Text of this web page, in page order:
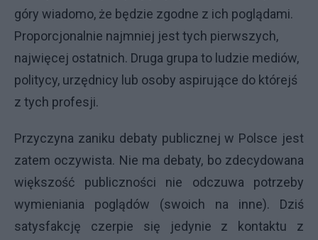
góry wiadomo, że będzie zgodne z ich poglądami.
Proporcjonalnie najmniej jest tych pierwszych,
najwięcej ostatnich. Druga grupa to ludzie mediów,
politycy, urzędnicy lub osoby aspirujące do którejś
z tych profesji.
Przyczyna zaniku debaty publicznej w Polsce jest
zatem oczywista. Nie ma debaty, bo zdecydowana
większość publiczności nie odczuwa potrzeby
wymieniania poglądów (swoich na inne). Dziś
satysfakcję czerpie się jedynie z kontaktu z